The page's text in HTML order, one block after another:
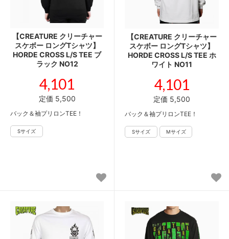
【CREATURE クリーチャー
スケボー ロングTシャツ】
HORDE CROSS L/S TEE ブ
ラック NO12
4,101
定価 5,500
バック＆袖プリロンTEE！
【CREATURE クリーチャー
スケボー ロングTシャツ】
HORDE CROSS L/S TEE ホ
ワイト NO11
4,101
定価 5,500
バック＆袖プリロンTEE！